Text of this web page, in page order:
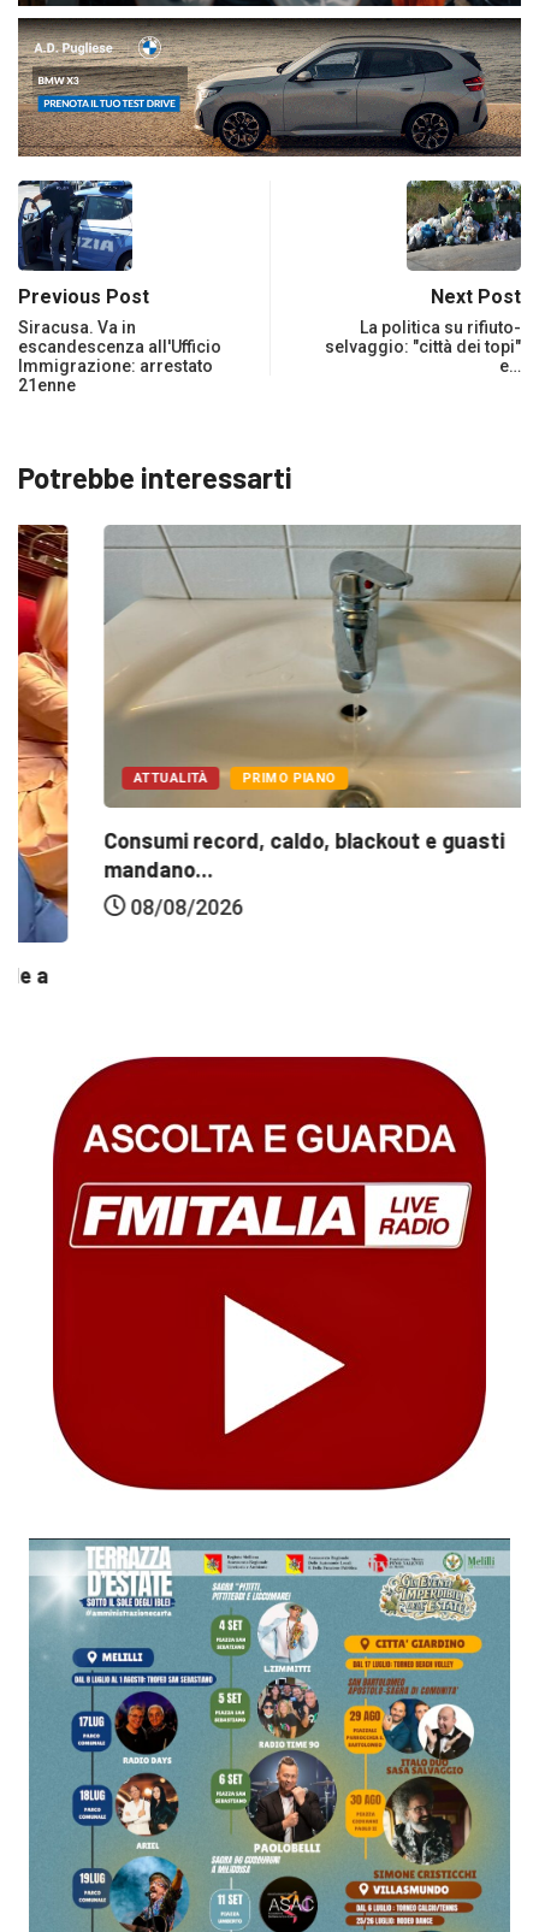
Previous Post
Siracusa. Va in
escandescenza all'Ufficio
Immigrazione: arrestato
21enne
Next Post
La politica su rifiuto-
selvaggio: "città dei topi"
e…
Potrebbe interessarti
ATTUALITÀ PRIMO PIANO
Consumi record, caldo, blackout e guasti
mandano...
08/08/2026